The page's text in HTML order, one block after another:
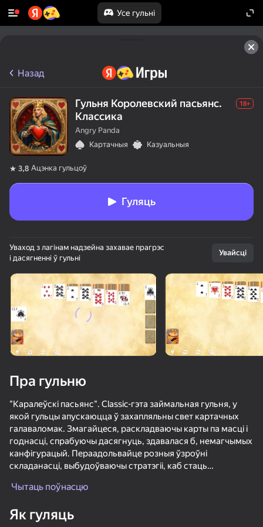
Усе гульні
Павярніце прыладу
Гульня працуе толькі ў гарызантальнай
арыентацыі
Назад
Гульня Королевский пасьянс.
Классика
18+
Angry Panda
Картачныя
Казуальныя
3,8 Ацэнка гульцоў
Гуляць
Уваход з лагінам надзейна захавае прагрэс
і дасягненні ў гульні
Увайсці
Пра гульню
"Каралеўскі пасьянс". Classic-гэта займальная гульня, у
якой гульцы апускаюцца ў захапляльны свет картачных
галаваломак. Змагайцеся, раскладваючы карты па масці і
годнасці, спрабуючы дасягнуць, здавалася б, немагчымых
канфігурацый. Пераадольвайце розныя ўзроўні
складанасці, выбудоўваючы стратэгіі, каб стаць
Дзякуючы маляўнічай графіцы і займальнаму гульнявому
выпрабаваннем для аматараў картачных гульняў.
Чытаць поўнасцю
Як гуляць